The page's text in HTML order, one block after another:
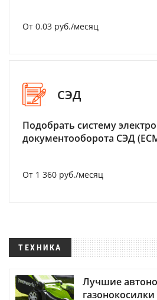
От 0.03 руб./месяц
СЭД
Подобрать систему
документооборота СЭД
От 1 360 руб./месяц
ТЕХНИКА
Лучшие